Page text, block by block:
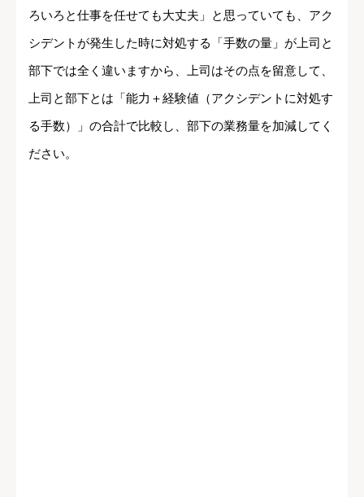
ろいろと仕事を任せても大丈夫」と思っていても、アク
シデントが発生した時に対処する「手数の量」が上司と
部下では全く違いますから、上司はその点を留意して、
上司と部下とは「能力＋経験値（アクシデントに対処す
る手数）」の合計で比較し、部下の業務量を加減してく
ださい。